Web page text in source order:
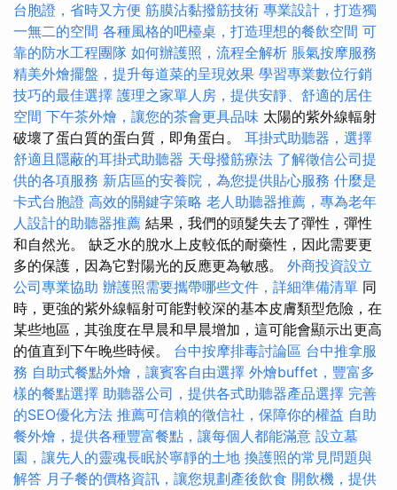
台胞證，省時又方便 筋膜沾黏撥筋技術 專業設計，打造獨
一無二的空間 各種風格的吧檯桌，打造理想的餐飲空間 可
靠的防水工程團隊 如何辦護照，流程全解析 脹氣按摩服務
精美外燴擺盤，提升每道菜的呈現效果 學習專業數位行銷
技巧的最佳選擇 護理之家單人房，提供安靜、舒適的居住
空間 下午茶外燴，讓您的茶會更具品味 太陽的紫外線輻射
破壞了蛋白質的蛋白質，即角蛋白。 耳掛式助聽器，選擇
舒適且隱蔽的耳掛式助聽器 天母撥筋療法 了解徵信公司提
供的各項服務 新店區的安養院，為您提供貼心服務 什麼是
卡式台胞證 高效的關鍵字策略 老人助聽器推薦，專為老年
人設計的助聽器推薦 結果，我們的頭髮失去了彈性，彈性
和自然光。 缺乏水的脫水上皮較低的耐藥性，因此需要更
多的保護，因為它對陽光的反應更為敏感。 外商投資設立
公司專業協助 辦護照需要攜帶哪些文件，詳細準備清單 同
時，更強的紫外線輻射可能對較深的基本皮膚類型危險，在
某些地區，其強度在早晨和早晨增加，這可能會顯示出更高
的值直到下午晚些時候。 台中按摩排毒討論區 台中推拿服
務 自助式餐點外燴，讓賓客自由選擇 外燴buffet，豐富多
樣的餐點選擇 助聽器公司，提供各式助聽器產品選擇 完善
的SEO優化方法 推薦可信賴的徵信社，保障你的權益 自助
餐外燴，提供各種豐富餐點，讓每個人都能滿意 設立墓
園，讓先人的靈魂長眠於寧靜的土地 換護照的常見問題與
解答 月子餐的價格資訊，讓您規劃產後飲食 開飲機，提供